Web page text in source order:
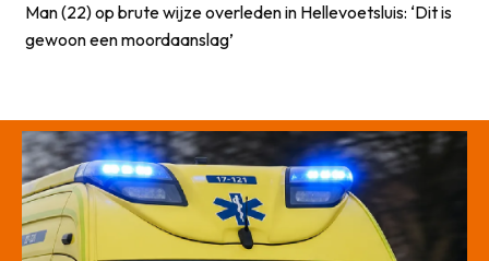
Man (22) op brute wijze overleden in Hellevoetsluis: ‘Dit is
gewoon een moordaanslag’